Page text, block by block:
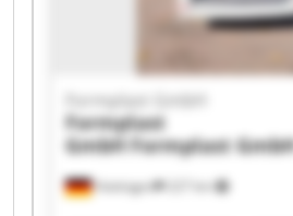
Hattingen 227 km
Formplast GmbH
Formplast
GmbH Formplast